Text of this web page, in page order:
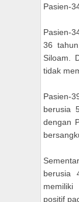
Pasien-
Pasien-
36
Siloam.
tidak
Pasien-
berusia
dengan
berusia
memiliki
positif